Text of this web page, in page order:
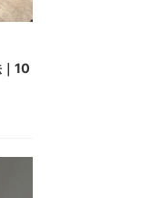
10